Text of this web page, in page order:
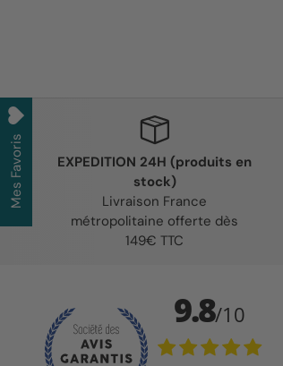
EXPEDITION 24H (produits en
stock)
Livraison France
métropolitaine offerte dès
149€ TTC
Mes Favoris